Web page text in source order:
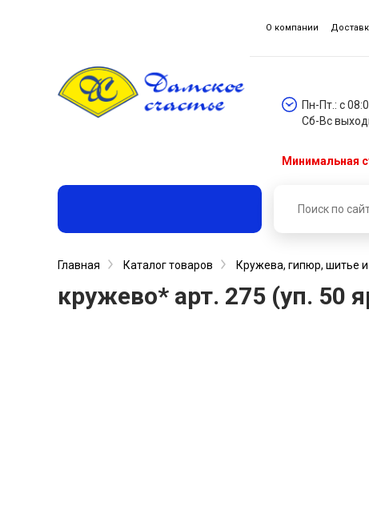
О компании
Пн-Пт.: с
Сб-Вс
Минимальная
Главная Каталог товаров Кружева, гипюр, шитье
кружево* арт. 275 (уп.